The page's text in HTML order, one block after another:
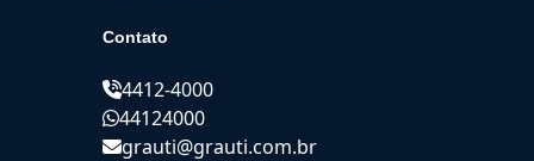
Contato
4412-4000
44124000
grauti@grauti.com.br